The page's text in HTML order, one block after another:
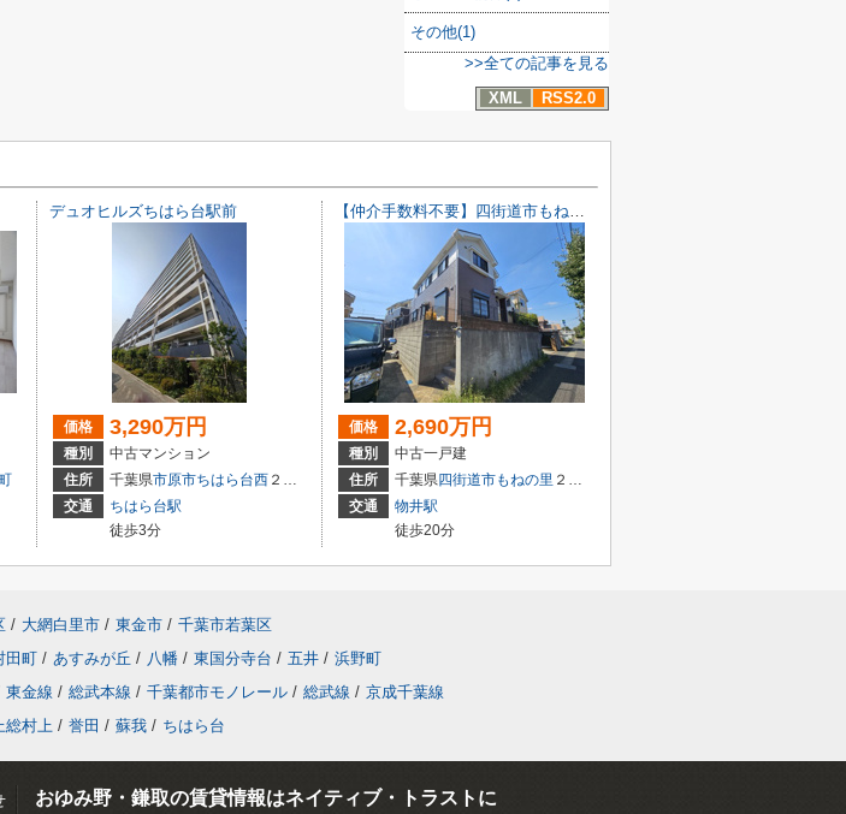
その他(1)
>>全ての記事を見る
XML
RSS2.0
デュオヒルズちはら台駅前
価格 3,290万円
種別
中古マンション
住所
千葉県市原市ちはら台西 ２丁目9-3
交通
ちはら台駅
徒歩3分
【仲介手数料不要】四街道市もねの里2丁目 中古戸建【内・外装リフォーム完了済み】
価格 2,690万円
種別
中古一戸建
住所
千葉県四街道市もねの里 ２丁目16-23
交通
物井駅
徒歩20分
/ 大網白里市 / 東金市 / 千葉市若葉区
田町 / あすみが丘 / 八幡 / 東国分寺台 / 五井 / 浜野町
東金線 / 総武本線 / 千葉都市モノレール / 総武線 / 京成千葉線
総村上 / 誉田 / 蘇我 / ちはら台
おゆみ野・鎌取の賃貸情報はネイティブ・トラストに